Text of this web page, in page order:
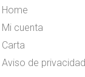
Home
Mi cuenta
Carta
Aviso de privacidad